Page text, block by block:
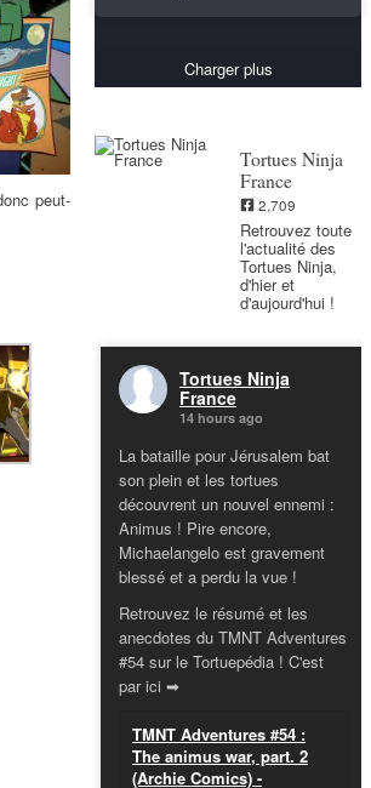
peut-
Charger plus
Tortues Ninja
France
2,709
Retrouvez toute
l'actualité des
Tortues Ninja,
d'hier et
d'aujourd'hui !
Tortues Ninja
France
14 hours ago
La bataille pour Jérusalem bat
son plein et les tortues
découvrent un nouvel ennemi :
Animus ! Pire encore,
Michaelangelo est gravement
blessé et a perdu la vue !
Retrouvez le résumé et les
anecdotes du TMNT Adventures
#54 sur le Tortuepédia ! C'est
par ici ➡
TMNT Adventures #54 :
The animus war, part. 2
(Archie Comics) -